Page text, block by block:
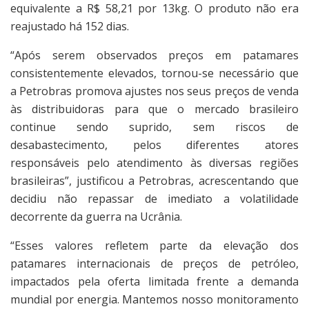
equivalente a R$ 58,21 por 13kg. O produto não era
reajustado há 152 dias.
“Após serem observados preços em patamares
consistentemente elevados, tornou-se necessário que
a Petrobras promova ajustes nos seus preços de venda
às distribuidoras para que o mercado brasileiro
continue sendo suprido, sem riscos de
desabastecimento, pelos diferentes atores
responsáveis pelo atendimento às diversas regiões
brasileiras”, justificou a Petrobras, acrescentando que
decidiu não repassar de imediato a volatilidade
decorrente da guerra na Ucrânia.
“Esses valores refletem parte da elevação dos
patamares internacionais de preços de petróleo,
impactados pela oferta limitada frente a demanda
mundial por energia. Mantemos nosso monitoramento